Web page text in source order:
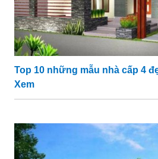
Top 10 những mẫu nhà cấp 4
Xem